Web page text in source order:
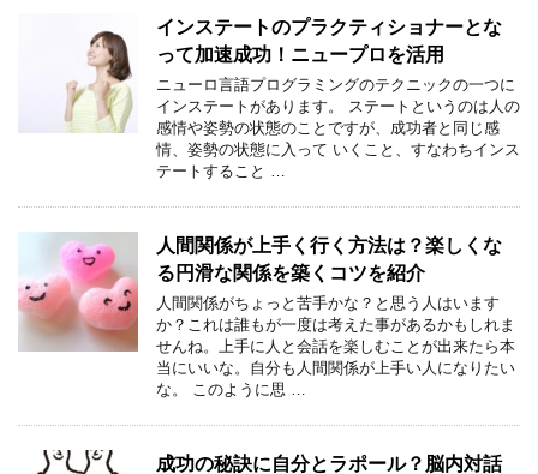
インステートのプラクティショナーとな
って加速成功！ニュープロを活用
ニューロ言語プログラミングのテクニックの一つに
インステートがあります。 ステートというのは人の
感情や姿勢の状態のことですが、成功者と同じ感
情、姿勢の状態に入って いくこと、すなわちインス
テートすること …
人間関係が上手く行く方法は？楽しくな
る円滑な関係を築くコツを紹介
人間関係がちょっと苦手かな？と思う人はいます
か？これは誰もが一度は考えた事があるかもしれま
せんね。上手に人と会話を楽しむことが出来たら本
当にいいな。自分も人間関係が上手い人になりたい
な。 このように思 …
成功の秘訣に自分とラポール？脳内対話